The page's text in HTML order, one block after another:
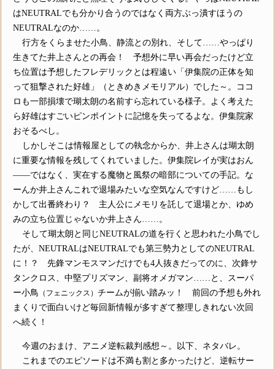
はNEUTRALでも分かり合うのではなく両方ぶっ潰すほうの
NEUTRALなのか……。
行方をくらませた小鳥、静流との別れ、そして……やっぱり
生きてた井上さんとの再会！ 予想外に早い再会だったけど立
ち位置は予想したフレデリックとは程遠い「伊集院の正体を知
って狙撃された好雄」（ときめきメモリアル）でした～。ココ
ロも一部損壊で瑚太朗の名前すら忘れている様子。よく考えた
ら好雄はすごいピンポイントに記憶を失ってるよな。伊集院家
おそるべし。
しかしそこは情報屋としての執念からか、井上さんは瑚太朗
に重要な情報を残してくれていました。伊集院レイが実はおん
――ではなく、実在する魔物と風祭の暗部についての手記。な
ーんか井上さんこれで退場みたいな空気なんですけど……もし
かして出番終わり？ 主人公にメモリを託して退場とか、ゆめ
みの立ち位置じゃないか井上さん……。
そして瑚太朗と同じNEUTRALの道を行くと思われた小鳥でし
たが、NEUTRALはNEUTRALでも第三勢力としてのNEUTRAL
に！？ 先鋒マンモスマンだけでも4人抜きだってのに、次鋒サ
タンクロス、中堅プリズマン、副将オメガマン……と、スーパ
ー小鳥
（フェニックス）チームが揃い踏みッ！ 前回の予想も外れ
まくりで面白いけど毎回新情報が多すぎて整理しきれない次回
へ続く！
今週のおまけ、アニメ逆転裁判感想～。以下、ネタバレ。
これまでのエピソードは不満も割と多かったけど、逆転サー